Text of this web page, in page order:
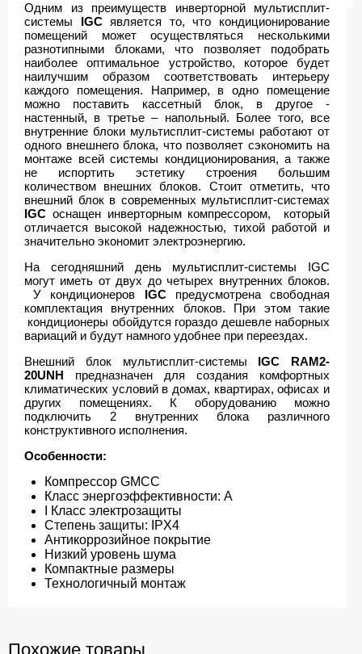
Одним из преимуществ инверторной мультисплит-
системы IGCявляется то, что кондиционирование
помещений может осуществляться несколькими
разнотипными блоками, что позволяет подобрать
наиболее оптимальное устройство, которое будет
наилучшим образом соответствовать интерьеру
каждого помещения. Например, в одно помещение
можно поставить кассетный блок, в другое -
настенный, в третье – напольный. Более того, все
внутренние блоки мультисплит-системы работают от
одного внешнего блока, что позволяет сэкономить на
монтаже всей системы кондиционирования, а также
не испортить эстетику строения большим
количеством внешних блоков. Стоит отметить, что
внешний блок в современных мультисплит-системах
IGC оснащен инверторным компрессором, который
отличается высокой надежностью, тихой работой и
значительно экономит электроэнергию.
На сегодняшний день мультисплит-системы IGC
могут иметь от двух до четырех внутренних блоков.
У кондиционеров IGC предусмотрена свободная
комплектация внутренних блоков. При этом такие
кондиционеры обойдутся гораздо дешевле наборных
вариаций и будут намного удобнее при переездах.
Внешний блок мультисплит-системы IGC RAM2-
20UNH предназначен для создания комфортных
климатических условий в домах, квартирах, офисах и
других помещениях. К оборудованию можно
подключить 2 внутренних блока различного
конструктивного исполнения.
Особенности:
Компрессор GMCC
Класс энергоэффективности: А
I Класс электрозащиты
Степень защиты: IPX4
Антикоррозийное покрытие
Низкий уровень шума
Компактные размеры
Технологичный монтаж
Похожие товары